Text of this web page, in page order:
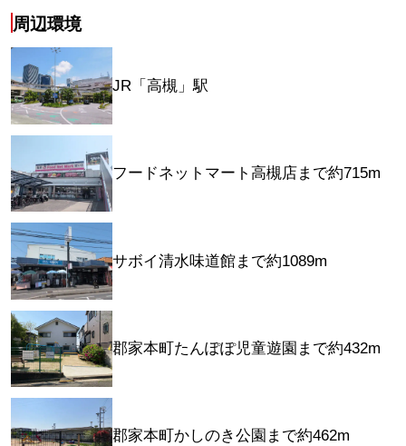
周辺環境
JR「高槻」駅
フードネットマート高槻店まで約715m
サボイ清水味道館まで約1089m
郡家本町たんぽぽ児童遊園まで約432m
郡家本町かしのき公園まで約462m